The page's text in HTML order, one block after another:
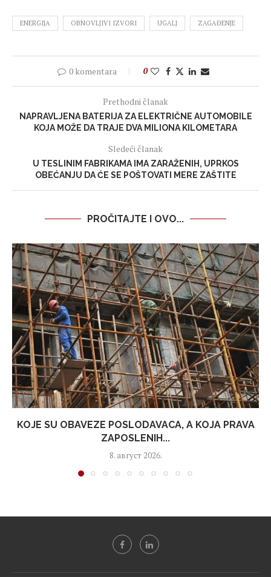
ENERGIJA OBNOVLJIVI IZVORI UGALJ ZAGAĐENJE
0 komentara 0
Prethodni članak
NAPRAVLJENA BATERIJA ZA ELEKTRIČNE AUTOMOBILE
KOJA MOŽE DA TRAJE DVA MILIONA KILOMETARA
Sledeći članak
U TESLINIM FABRIKAMA IMA ZARAŽENIH, UPRKOS
OBEĆANJU DA ĆE SE POŠTOVATI MERE ZAŠTITE
PROČITAJTE I OVO...
KOJE SU OBAVEZE POSLODAVACA, A KOJA PRAVA
ZAPOSLENIH...
8. август 2026.